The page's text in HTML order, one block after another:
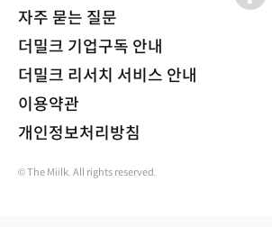
자주 묻는 질문
더밀크 기업구독 안내
더밀크 리서치 서비스 안내
이용약관
개인정보처리방침
© The Miilk. All rights reserved.